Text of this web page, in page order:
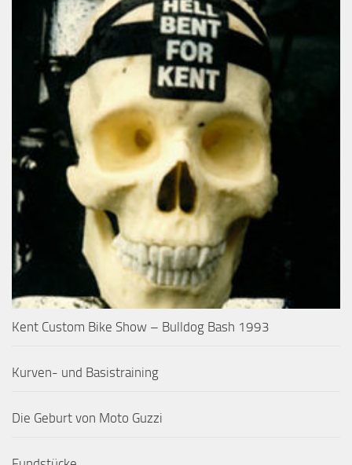
Kent Custom Bike Show – Bulldog Bash 1993
Kurven- und Basistraining
Die Geburt von Moto Guzzi